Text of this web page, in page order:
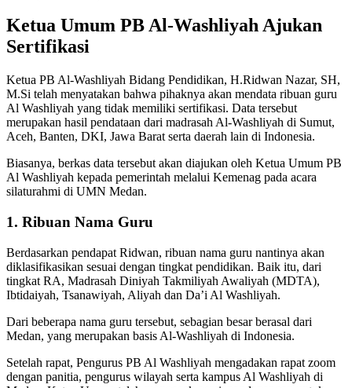
Ketua Umum PB Al-Washliyah Ajukan
Sertifikasi
Ketua PB Al-Washliyah Bidang Pendidikan, H.Ridwan Nazar, SH,
M.Si telah menyatakan bahwa pihaknya akan mendata ribuan guru
Al Washliyah yang tidak memiliki sertifikasi. Data tersebut
merupakan hasil pendataan dari madrasah Al-Washliyah di Sumut,
Aceh, Banten, DKI, Jawa Barat serta daerah lain di Indonesia.
Biasanya, berkas data tersebut akan diajukan oleh Ketua Umum PB
Al Washliyah kepada pemerintah melalui Kemenag pada acara
silaturahmi di UMN Medan.
1. Ribuan Nama Guru
Berdasarkan pendapat Ridwan, ribuan nama guru nantinya akan
diklasifikasikan sesuai dengan tingkat pendidikan. Baik itu, dari
tingkat RA, Madrasah Diniyah Takmiliyah Awaliyah (MDTA),
Ibtidaiyah, Tsanawiyah, Aliyah dan Da’i Al Washliyah.
Dari beberapa nama guru tersebut, sebagian besar berasal dari
Medan, yang merupakan basis Al-Washliyah di Indonesia.
Setelah rapat, Pengurus PB Al Washliyah mengadakan rapat zoom
dengan panitia, pengurus wilayah serta kampus Al Washliyah di